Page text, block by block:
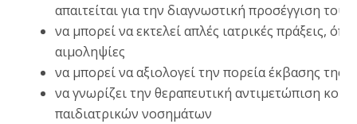
απαιτείται για την διαγνωστική προσέγγιση του
να μπορεί να εκτελεί απλές ιατρικές πράξεις,
αιμοληψίες
να μπορεί να αξιολογεί την πορεία έκβασης της
να γνωρίζει την θεραπευτική αντιμετώπιση
παιδιατρικών νοσημάτων